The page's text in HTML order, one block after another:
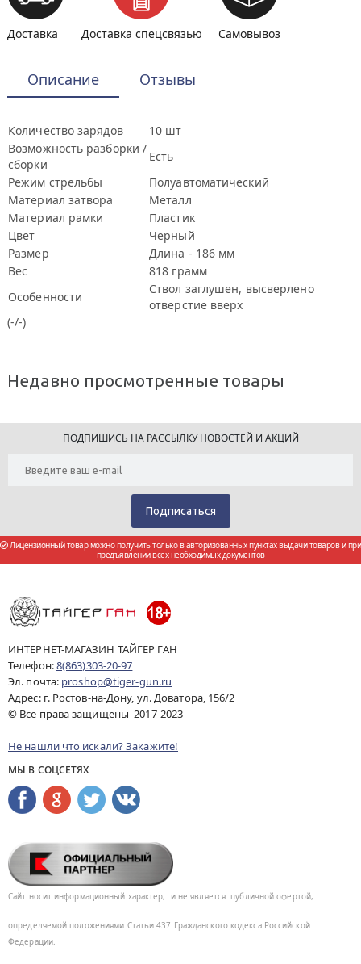
Доставка Доставка спецсвязью Самовывоз
Описание Отзывы
Количество зарядов
10 шт
Возможность разборки /
сборки
Есть
Режим стрельбы
Полуавтоматический
Материал затвора
Металл
Материал рамки
Пластик
Цвет
Черный
Размер
Длина - 186 мм
Вес
818 грамм
Особенности
Ствол заглушен, высверлено
отверстие вверх
(-/-)
Недавно просмотренные товары
ПОДПИШИСЬ НА РАССЫЛКУ НОВОСТЕЙ И АКЦИЙ
Лицензионный товар можно получить только в авторизованных пунктах выдачи товаров и при
предъявлении всех необходимых документов
ИНТЕРНЕТ-МАГАЗИН ТАЙГЕР ГАН
Телефон:8(863)303-20-97
Эл. почта: proshop@tiger-gun.ru
Адрес: г. Ростов-на-Дону, ул. Доватора, 156/2
© Все права защищены 2017-2023
Не нашли что искали? Закажите!
МЫ В СОЦСЕТЯХ
Сайт носит информационный характер, и не является публичной офертой,
определяемой положениями Статьи 437 Гражданского кодекса Российской
Федерации.